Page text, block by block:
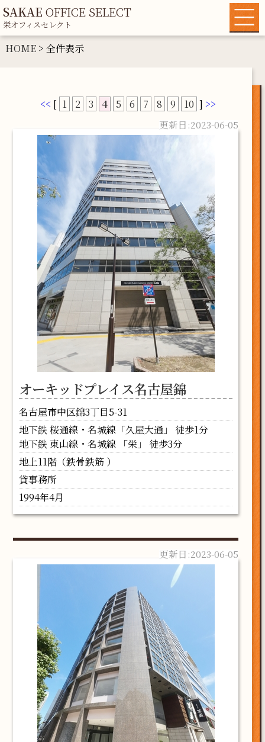
SAKAE OFFICE SELECT
栄オフィスセレクト
HOME> 全件表示
<< [ 1 2 3 4 5 6 7 8 9 10 ] >>
オーキッドプレイス名古屋錦
2023-06-05
名古屋市中区錦3丁目5-31
地下鉄 桜通線・名城線「久屋大通」 徒歩1分
地下鉄 東山線・名城線 「栄」 徒歩3分
地上11階（鉄骨鉄筋 ）
貸事務所
1994年4月
2023-06-05
HOME
各種条件から探す
マイリスト
お問い合わせ